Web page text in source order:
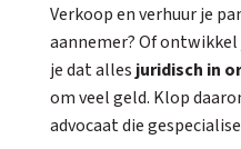
Verkoop en verhuur je
aannemer? Of
je dat alles juridisch in
om veel geld. Klop
advocaat die